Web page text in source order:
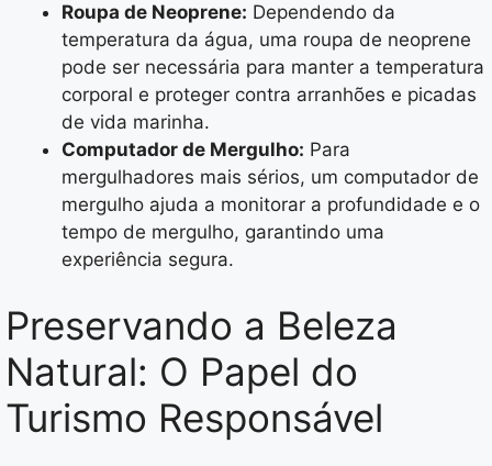
Roupa de Neoprene: Dependendo da
temperatura da água, uma roupa de neoprene
pode ser necessária para manter a temperatura
corporal e proteger contra arranhões e picadas
de vida marinha.
Computador de Mergulho: Para
mergulhadores mais sérios, um computador de
mergulho ajuda a monitorar a profundidade e o
tempo de mergulho, garantindo uma
experiência segura.
Preservando a Beleza
Natural: O Papel do
Turismo Responsável